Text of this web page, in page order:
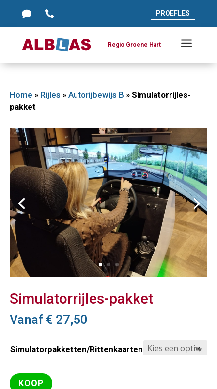
  PROEFLES
  PROEFLES
Regio Groene Hart a
Regio Groene Hart a
Home » Rijles » Autorijbewijs B » Simulatorrijles-
pakket
Simulatorrijles-pakket
Vanaf € 27,50
Simulatorpakketten/Rittenkaarten
KOOP